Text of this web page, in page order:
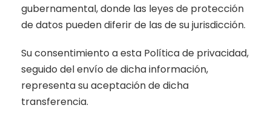
gubernamental, donde las leyes de protección
de datos pueden diferir de las de su jurisdicción.
Su consentimiento a esta Política de privacidad,
seguido del envío de dicha información,
representa su aceptación de dicha
transferencia.